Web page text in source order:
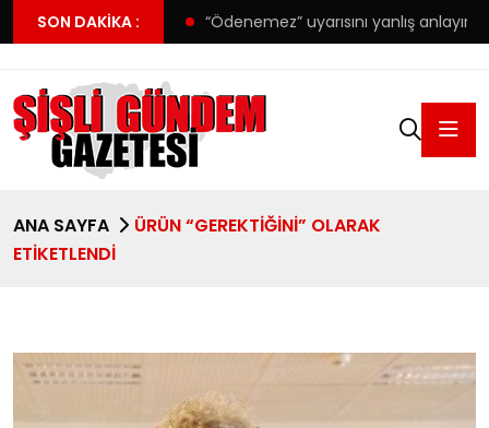
SON DAKIKA :
forma detayı “Ödenemez” uyarısını yanlış
ANA SAYFA
ÜRÜN “GEREKTIĞINI” OLARAK
ETIKETLENDI